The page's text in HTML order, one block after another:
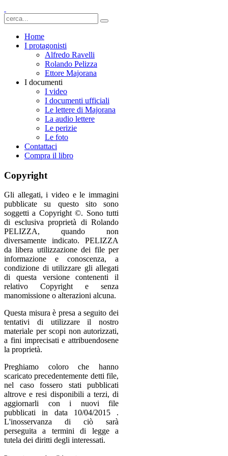
Home
I protagonisti
Alfredo Ravelli
Rolando Pelizza
Ettore Majorana
I documenti
I video
I documenti ufficiali
Le lettere di Majorana
La audio lettere
Le perizie
Le foto
Contattaci
Compra il libro
Copyright
Gli allegati, i video e le immagini
pubblicate su questo sito sono
soggetti a Copyright ©. Sono tutti
di esclusiva proprietà di Rolando
PELIZZA, quando non
diversamente indicato. PELIZZA
da libera utilizzazione dei file per
informazione e conoscenza, a
condizione di utilizzare gli allegati
di questa versione contenenti il
relativo Copyright e senza
manomissione o alterazioni alcuna.
Questa misura è presa a seguito dei
tentativi di utilizzare il nostro
materiale per scopi non autorizzati,
a fini imprecisati e attribuendosene
la proprietà.
Preghiamo coloro che hanno
scaricato precedentemente detti file,
nel caso fossero stati pubblicati
altrove e resi disponibili a terzi, di
aggiornarli con i nuovi file
pubblicati in data 10/04/2015 .
L'inosservanza di ciò sarà
perseguita a termini di legge a
tutela dei diritti degli interessati.